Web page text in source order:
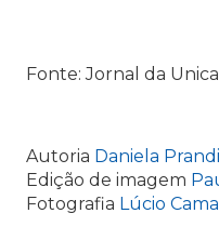
Fonte: Jornal da
Autoria Daniela Prandi
Edição de imagem
Fotografia Lúcio